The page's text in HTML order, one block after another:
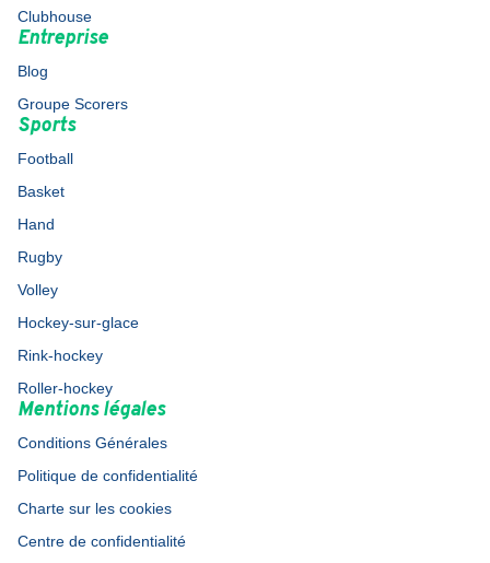
Clubhouse
Entreprise
Blog
Groupe Scorers
Sports
Football
Basket
Hand
Rugby
Volley
Hockey-sur-glace
Rink-hockey
Roller-hockey
Mentions légales
Conditions Générales
Politique de confidentialité
Charte sur les cookies
Centre de confidentialité